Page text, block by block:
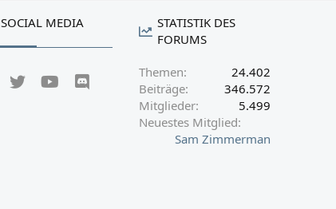
SOCIAL MEDIA
FacebookTwitter youtube
STATISTIK DES
FORUMS
Themen
24.402
Beiträge
346.572
Mitglieder
5.499
Neuestes Mitglied
Sam Zimmerman